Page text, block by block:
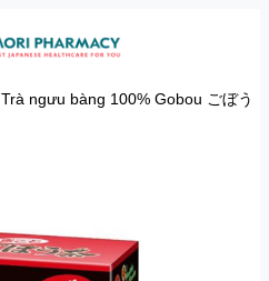
Trà ngưu bàng 100% Gobou ごぼう